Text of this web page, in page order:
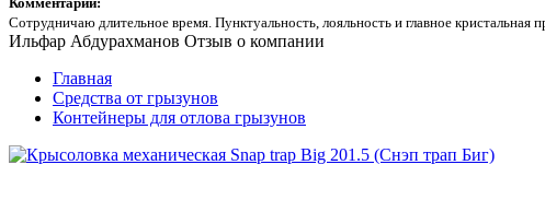
Сотрудничаю длительное время. Пунктуальность, лояльность и главное
Ильфар Абдурахманов Отзыв о компании
Главная
Средства от грызунов
Контейнеры для отлова грызунов